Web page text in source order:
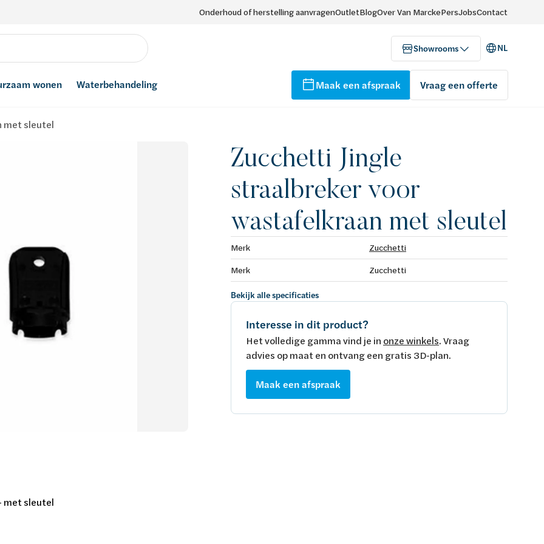
Onderhoud of herstelling aanvragenOutletBlogOver Van MarckePersJobsContact
Showrooms NL
wonen Waterbehandeling Maak een afspraak Vraag een offerte
met sleutel
Zucchetti Jingle
straalbreker voor
wastafelkraan met sleutel
Merk
Zucchetti
Merk
Zucchetti
Bekijk alle specificaties
Interesse in dit product?
Het volledige gamma vind je in onze winkels. Vraag
advies op maat en ontvang een gratis 3D-plan.
Maak een afspraak
met sleutel